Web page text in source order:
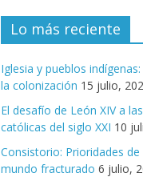
Lo más reciente
Iglesia y pueblos
la colonización 15 julio,
El desafío de León XIV a
católicas del siglo XXI 10
Consistorio: Prioridades
mundo fracturado 6 julio,